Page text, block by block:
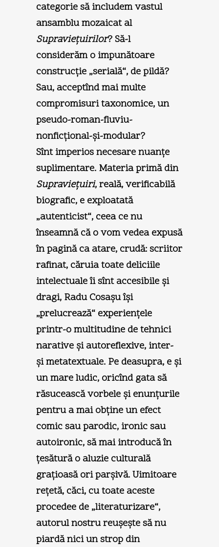
categorie să includem vastul
ansamblu mozaicat al
Supravieţuirilor? Să-l
considerăm o impunătoare
construcţie „serială“, de pildă?
Sau, acceptînd mai multe
compromisuri taxonomice, un
pseudo-roman-fluviu-
nonficţional-şi-modular?
Sînt imperios necesare nuanţe
suplimentare. Materia primă din
Supravieţuiri, reală, verificabilă
biografic, e exploatată
„autenticist“, ceea ce nu
înseamnă că o vom vedea expusă
în pagină ca atare, crudă: scriitor
rafinat, căruia toate deliciile
intelectuale îi sînt accesibile şi
dragi, Radu Cosaşu îşi
„prelucrează“ experienţele
printr-o multitudine de tehnici
narative şi autoreflexive, inter-
şi metatextuale. Pe deasupra, e şi
un mare ludic, oricînd gata să
răsucească vorbele şi enunţurile
pentru a mai obţine un efect
comic sau parodic, ironic sau
autoironic, să mai introducă în
ţesătură o aluzie culturală
graţioasă ori parşivă. Uimitoare
reţetă, căci, cu toate aceste
procedee de „literaturizare“,
autorul nostru reuşeşte să nu
piardă nici un strop din